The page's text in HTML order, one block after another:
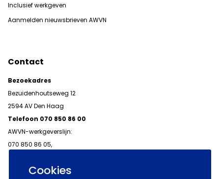
Cookies
Inclusief werkgeven
Aanmelden nieuwsbrieven AWVN
Contact
Bezoekadres
Bezuidenhoutseweg 12
2594 AV Den Haag
Telefoon 070 850 86 00
AWVN-werkgeverslijn:
070 850 86 05,